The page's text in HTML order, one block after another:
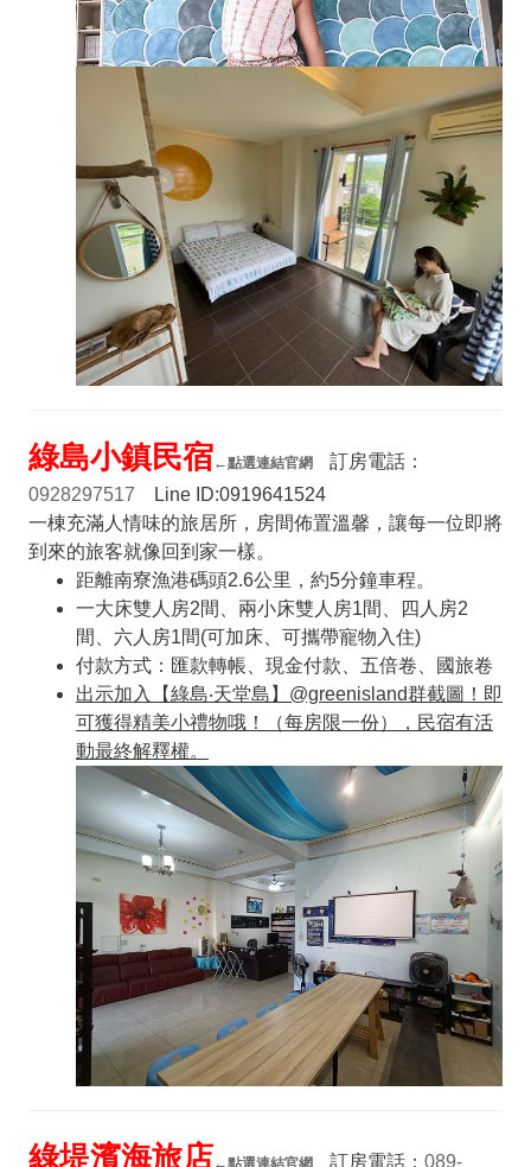
綠島小鎮民宿←點選連結官網
訂房電話：
0928297517 Line ID:0919641524
一棟充滿人情味的旅居所，房間佈置溫馨，讓每一位即將
到來的旅客就像回到家一樣。
距離南寮漁港碼頭2.6公里，約5分鐘車程。
一大床雙人房2間、兩小床雙人房1間、四人房2
間、六人房1間(可加床、可攜帶寵物入住)
付款方式：匯款轉帳、現金付款、五倍卷、國旅卷
出示加入【綠島‧天堂島】@greenisland群截圖！即
可獲得精美小禮物哦！（每房限一份），民宿有活
動最終解釋權。
綠堤濱海旅店←點選連結官網 訂房電話： 089-